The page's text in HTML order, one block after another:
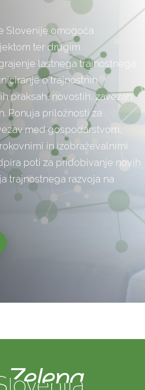
Slovenije omogoča
ter drugim
lastnega trajnostnega
o trajnostnih
praksah, novostih, zavezah
Ponuja priložnosti za
med gospodarstvom,
in izobraževalnimi
poti za pridobivanje novih
trajnostnega razvoja na